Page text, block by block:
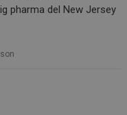
pharma del New Jersey